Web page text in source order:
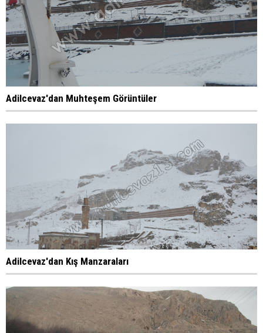
Adilcevaz'dan Muhteşem Görüntüler
Adilcevaz'dan Kış Manzaraları